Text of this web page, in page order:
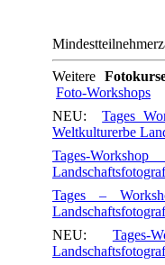
Weitere
Foto-Workshops
NEU:Tages
Weltkulturerbe
Tages-
Tages –
NEU: Tages-